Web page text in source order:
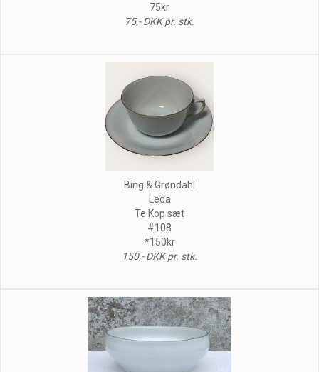
75kr
75,- DKK pr. stk.
Bing & Grøndahl
Leda
Te Kop sæt
#108
*150kr
150,- DKK pr. stk.